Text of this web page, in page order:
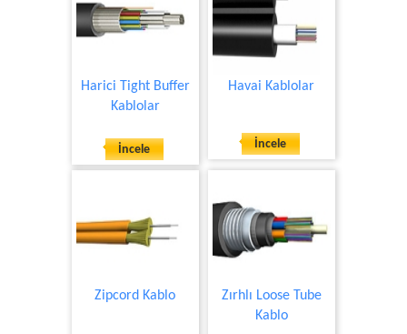
Harici Tight Buffer
Kablolar
İncele
Havai Kablolar
İncele
Zipcord Kablo
Zırhlı Loose Tube
Kablo